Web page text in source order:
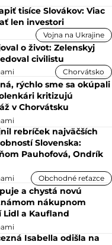
tisíce Slovákov: Viac
len investori
Vojna na Ukrajine
o život: Zelenskyj
civilistu
Chorvátsko
rýchlo sme sa okúpali
kritizujú
v Chorvátsku
rebríček najväčších
Slovenska:
Pauhofová, Ondrík
Obchodné reťazce
a chystá novú
nákupnom
a Kaufland
Isabella odišla na